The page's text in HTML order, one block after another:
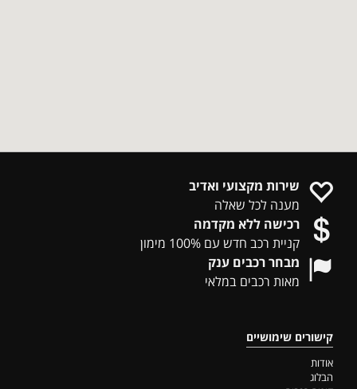
שירות מקצועי ואדיב
מענה לכל שאלה
רכישה ללא מקדמה
קניית רכב חדש עם 100% מימון
מבחר רכבים ענק
מאות רכבים במלאי
קישורים שימושיים
אודות
הבלוג